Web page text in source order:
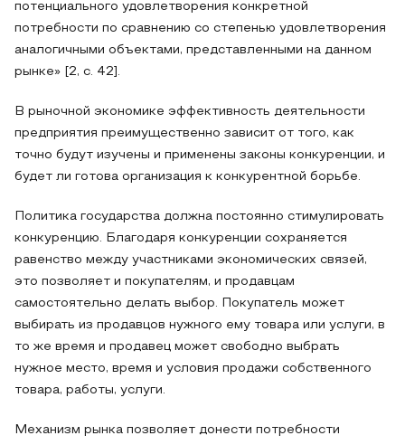
потенциального удовлетворения конкретной
потребности по сравнению со степенью удовлетворения
аналогичными объектами, представленными на данном
рынке» [2, с. 42].
В рыночной экономике эффективность деятельности
предприятия преимущественно зависит от того, как
точно будут изучены и применены законы конкуренции, и
будет ли готова организация к конкурентной борьбе.
Политика государства должна постоянно стимулировать
конкуренцию. Благодаря конкуренции сохраняется
равенство между участниками экономических связей,
это позволяет и покупателям, и продавцам
самостоятельно делать выбор. Покупатель может
выбирать из продавцов нужного ему товара или услуги, в
то же время и продавец может свободно выбрать
нужное место, время и условия продажи собственного
товара, работы, услуги.
Механизм рынка позволяет донести потребности